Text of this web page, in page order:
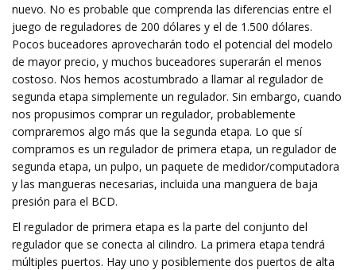
nuevo. No es probable que comprenda las diferencias entre el
juego de reguladores de 200 dólares y el de 1.500 dólares.
Pocos buceadores aprovecharán todo el potencial del modelo
de mayor precio, y muchos buceadores superarán el menos
costoso. Nos hemos acostumbrado a llamar al regulador de
segunda etapa simplemente un regulador. Sin embargo, cuando
nos propusimos comprar un regulador, probablemente
compraremos algo más que la segunda etapa. Lo que sí
compramos es un regulador de primera etapa, un regulador de
segunda etapa, un pulpo, un paquete de medidor/computadora
y las mangueras necesarias, incluida una manguera de baja
presión para el BCD.
El regulador de primera etapa es la parte del conjunto del
regulador que se conecta al cilindro. La primera etapa tendrá
múltiples puertos. Hay uno y posiblemente dos puertos de alta